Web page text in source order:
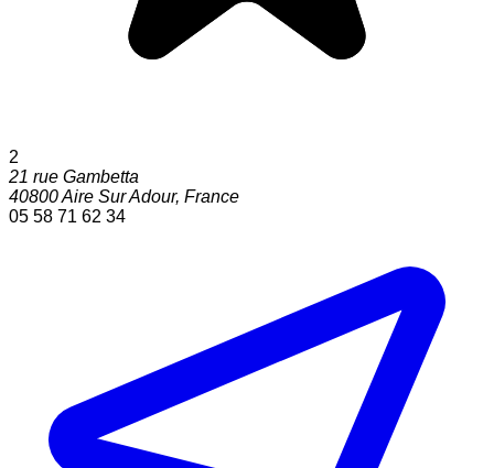
2
21 rue Gambetta
40800Aire Sur Adour, France
05 58 71 62 34